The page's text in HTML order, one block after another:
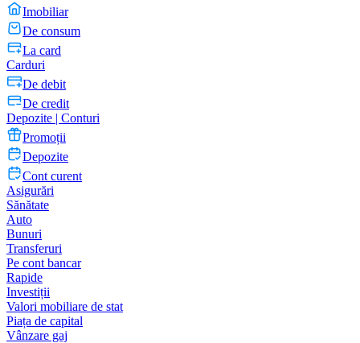
Imobiliar
De consum
La card
Carduri
De debit
De credit
Depozite | Conturi
Promoții
Depozite
Cont curent
Asigurări
Sănătate
Auto
Bunuri
Transferuri
Pe cont bancar
Rapide
Investiții
Valori mobiliare de stat
Piața de capital
Vânzare gaj